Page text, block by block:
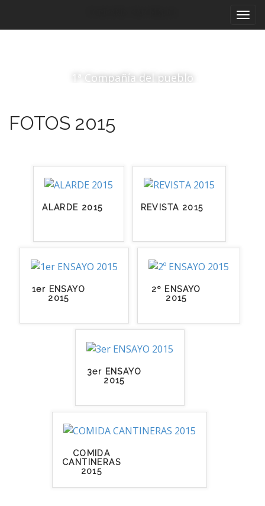
1ª Compañía del pueblo
FOTOS 2015
ALARDE 2015 REVISTA 2015
1er ENSAYO
2015
2º ENSAYO
2015
3er ENSAYO
2015
COMIDA
CANTINERAS
2015